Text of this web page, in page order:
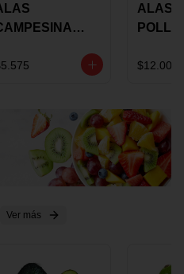
A
ALAS
POLLO
$12.000
Ver más